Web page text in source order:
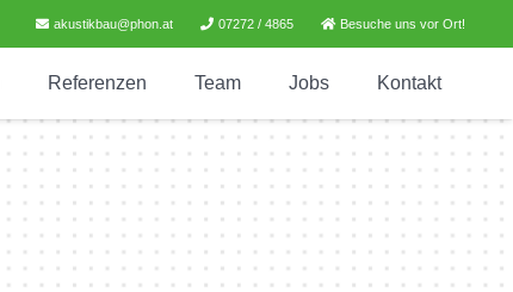
akustikbau@phon.at 07272 / 4865 Besuche uns vor Ort!
Referenzen Team Jobs Kontakt